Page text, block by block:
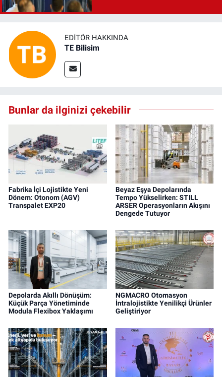
EDITÖR HAKKINDA
TE Bilisim
Bunlar da ilginizi çekebilir
Fabrika İçi Lojistikte Yeni
Dönem: Otonom (AGV)
Transpalet EXP20
Beyaz Eşya Depolarında
Tempo Yükselirken: STILL
ARSER Operasyonların Akışını
Dengede Tutuyor
Depolarda Akıllı Dönüşüm:
Küçük Parça Yönetiminde
Modula Flexibox Yaklaşımı
NGMACRO Otomasyon
İntralojistikte Yenilikçi Ürünler
Geliştiriyor